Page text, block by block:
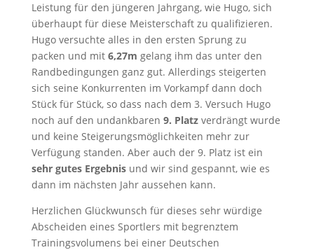
Leistung für den jüngeren Jahrgang, wie Hugo, sich
überhaupt für diese Meisterschaft zu qualifizieren.
Hugo versuchte alles in den ersten Sprung zu
packen und mit 6,27m gelang ihm das unter den
Randbedingungen ganz gut. Allerdings steigerten
sich seine Konkurrenten im Vorkampf dann doch
Stück für Stück, so dass nach dem 3. Versuch Hugo
noch auf den undankbaren 9. Platzverdrängt wurde
und keine Steigerungsmöglichkeiten mehr zur
Verfügung standen. Aber auch der 9. Platz ist ein
sehr gutes Ergebnisund wir sind gespannt, wie es
dann im nächsten Jahr aussehen kann.
Herzlichen Glückwunsch für dieses sehr würdige
Abscheiden eines Sportlers mit begrenztem
Trainingsvolumens bei einer Deutschen